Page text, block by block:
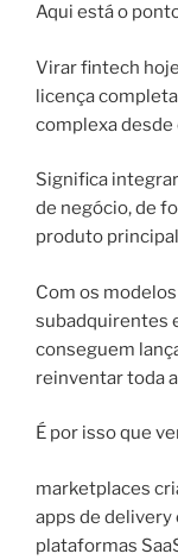
Aqui está o
Virar fintech
licença
complexa desde
Significa
de negócio, de
produto
Com os
subadquirentes
conseguem
reinventar toda
É por isso que
marketplaces
apps de
plataformas